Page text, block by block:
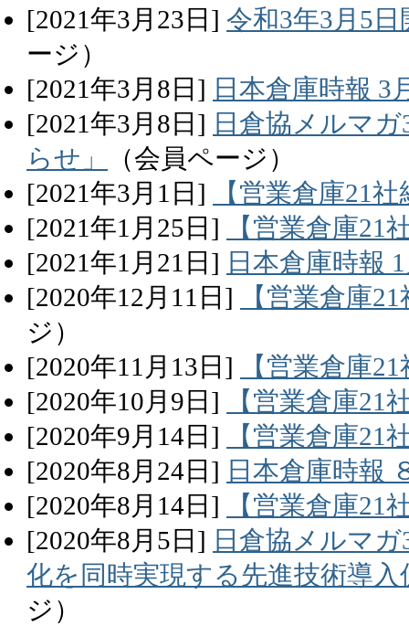
[2021年3月 23 日] 令和3年3月5
ージ）
[2021年3月 8 日] 日本倉庫時報 3
[2021年3月 8 日] 日倉協メルマ
らせ」
（会員ページ）
[2021年3月 1 日]
【営業倉庫21
[2021年1 月 25 日]
【営業倉庫21
[2021年1 月 21 日] 日本倉庫時報
[2020年12 月 11 日]
【営業倉庫
ジ）
[2020年11 月 13 日]
【営業倉庫
[2020年10月 9 日]
【営業倉庫21
[2020年9月 14 日]
【営業倉庫21
[2020年8月 24 日] 日本倉庫時報
[2020年8月 14 日]
【営業倉庫21
[2020年8月 5 日] 日倉協メルマ
化を同時実現する先進技術導
ジ）